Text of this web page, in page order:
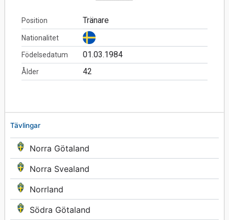
Tävlingar
Norra Götaland
Norra Svealand
Norrland
Södra Götaland
Position Tränare
Nationalitet
Födelsedatum 01.03.1984
Ålder 42